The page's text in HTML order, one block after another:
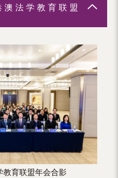
法学教育联盟
教育联盟年会合影